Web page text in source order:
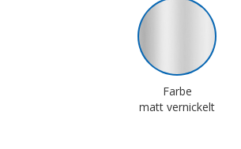
Farbe
matt vernickelt